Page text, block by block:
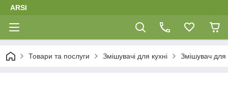
ARSI
Товари та послуги Змішувачі для кухні Змішувач